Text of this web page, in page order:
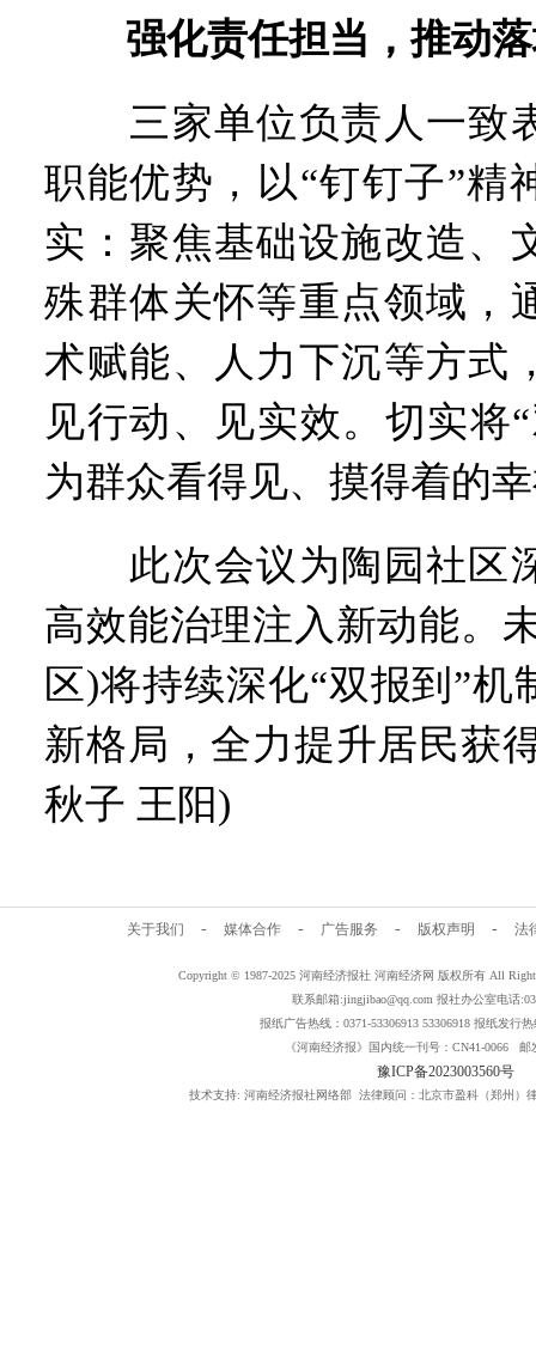
强化责任担当，推动
三家单位负责人一致
职能优势，以“钉钉子”精
实：聚焦基础设施改造、
殊群体关怀等重点领域，
术赋能、人力下沉等方式
见行动、见实效。切实将
为群众看得见、摸得着的
此次会议为陶园社区
高效能治理注入新动能。
区)将持续深化“双报到”机
新格局，全力提升居民获
秋子 王阳)
关于我们 - 媒体合作 - 广告服务 - 版权声明 - 法
Copyright © 1987-2025 河南经济报社 河南经济网 版权所有 All
联系邮箱:jingjibao@qq.com 报社办公室电话
报纸广告热线：0371-53306913 53306918 报纸发行热
《河南经济报》国内统一刊号：CN41-0066 邮
豫ICP备2023003560号
技术支持: 河南经济报社网络部 法律顾问：北京市盈科（郑州